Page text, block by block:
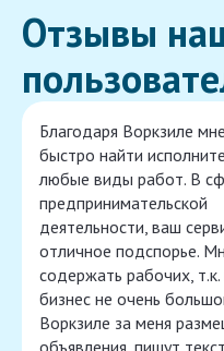
Отзывы
Благодаря Воркзиле
быстро найти
любые виды работ. В
предпринимательской
деятельности, ваш
отличное подспорье.
содержать рабочих, т.к.
бизнес не очень
Воркзиле за меня